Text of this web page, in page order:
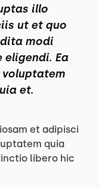
illo
ut et quo
modi
Ea
et.
et adipisci
quia
libero hic